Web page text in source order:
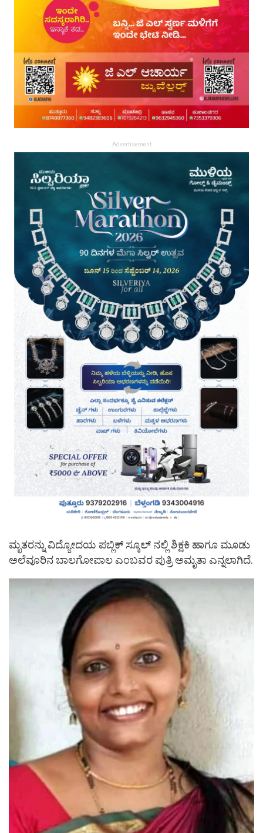
Advertisement
ಮೃತರನ್ನು ವಿದ್ಯೋದಯ ಪಬ್ಲಿಕ್‌ ಸ್ಕೂಲ್ ನಲ್ಲಿ ಶಿಕ್ಷಕಿ ಹಾಗೂ ಮೂಡು
ಅಲೆವೂರಿನ ಬಾಲಗೋಪಾಲ ಎಂಬವರ ಪುತ್ರಿ ಅಮೃತಾ ಎನ್ನಲಾಗಿದೆ.